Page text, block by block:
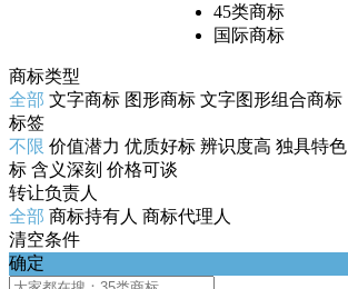
45类商标
国际商标
商标类型
全部 文字商标 图形商标 文字图形组合商标
标签
不限 价值潜力 优质好标 辨识度高 独具特色
标 含义深刻 价格可谈
转让负责人
全部 商标持有人 商标代理人
清空条件
确定